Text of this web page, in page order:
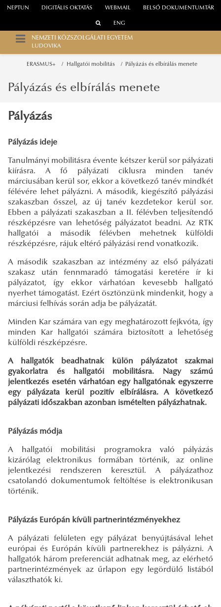
WEBMAIL
NEPTUN DIGITÁLIS OKTATÁS BELSŐ DOKUMENTUMTÁR
ENG
NEMZETI KÖZSZOLGÁLATI EGYETEM
LUDOVIKA
ERASMUS+ Hallgatói mobilitás Pályázás és elbírálás menete
Pályázás és elbírálás menete
Pályázás
Pályázás ideje
Tanulmányi mobilitásra évente kétszer kerül sor pályázati
kiírásra. A fő pályázati ciklusra minden tanév
márciusában kerül sor, ekkor a következő tanév mindkét
félévére lehet pályázni. A második, kiegészítő pályázási
szakaszban ősszel, az új tanév kezdetekor kerül sor.
Ebben a pályázati szakaszban a II. félévben teljesítendő
részképzésre van lehetőség pályázatot beadni. Az RTK
hallgatói a második félévben mehetnek külföldi
részképzésre, rájuk eltérő pályázási rend vonatkozik.
A második szakaszban az intézmény az első pályázati
szakasz után fennmaradó támogatási keretére ír ki
pályázatot, így ekkor várhatóan kevesebb hallgató
nyerhet támogatást. Ezért ösztönzünk mindenkit, hogy a
márciusi felhívás során adja be pályázatát.
Minden Kar számára van egy meghatározott fejkvóta, így
minden Kar hallgatói számára biztosított a lehetőség
külföldi részképzésre.
A hallgatók beadhatnak külön pályázatot szakmai
gyakorlatra és hallgatói mobilitásra. Nagy számú
jelentkezés esetén várhatóan egy hallgatónak egyszerre
egy pályázata kerül pozitív elbírálásra. A következő
pályázati időszakban azonban ismételten pályázhatnak.
Pályázás módja
A hallgatói mobilitási programokra való pályázás
kizárólag elektronikus formában történik, az online
jelentkezési rendszeren keresztül. A pályázathoz
csatolandó dokumentumok feltöltése is elektronikusan
történik.
Pályázás Európán kívüli partnerintézményekhez
A pályázati felületen egy pályázat benyújtásával lehet
európai és Európán kívüli partnerekhez is pályázni. A
hallgatók három preferenciát adhatnak meg, az elérhető
partnerintézmények az űrlapon egy legördülő listából
választhatók ki.